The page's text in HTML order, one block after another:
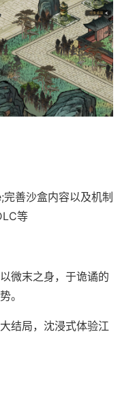
善沙盒内容以及机制
等
微末之身，于诡谲的
。
结局，沈浸式体验江